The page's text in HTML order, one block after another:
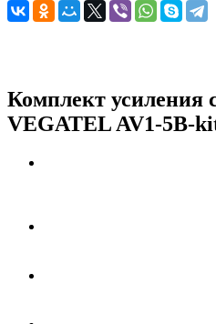
Комплект усиления
VEGATEL AV1-5B-